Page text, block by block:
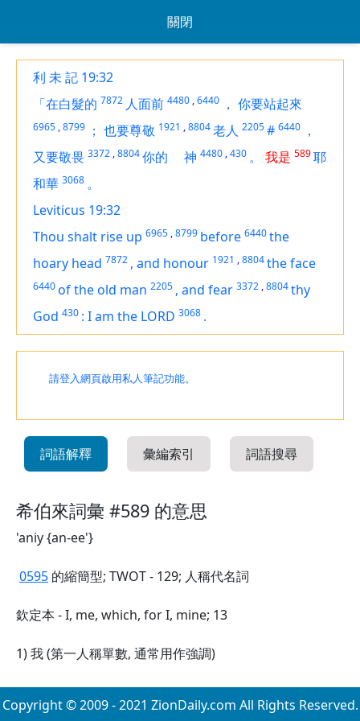
關閉
利 未 記 19:32
「在白髮的 7872 人面前 4480 ,6440 ， 你要站起來
6965 ,8799 ； 也要尊敬 1921 ,8804老人 2205# 6440 ，
又要敬畏 3372 ,8804你的 神 4480 ,430 。 我是 589耶
和華 3068 。
Leviticus 19:32
Thou shalt rise up 6965 ,8799 before 6440the
hoary head 7872 , and honour 1921 ,8804the face
6440of the old man 2205 , and fear 3372 ,8804thy
God 430 : Iam the LORD 3068 .
請登入網頁啟用私人筆記功能。
詞語解釋 彙編索引 詞語搜尋
希伯來詞彙 #589 的意思
'aniy {an-ee'}
0595 的縮簡型; TWOT - 129; 人稱代名詞
欽定本 - I, me, which, for I, mine; 13
1) 我 (第一人稱單數, 通常用作強調)
Copyright © 2009 - 2021 ZionDaily.com All Rights Reserved.